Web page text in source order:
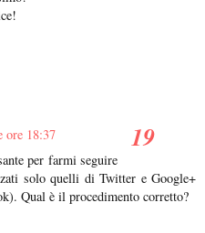
ore 18:37
per farmi seguire
solo quelli di Twitter e Google+
Qual è il procedimento corretto?